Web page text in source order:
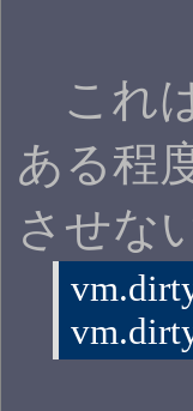
これ
ある程
させな